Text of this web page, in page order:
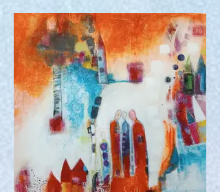
vásznon - 2022 -